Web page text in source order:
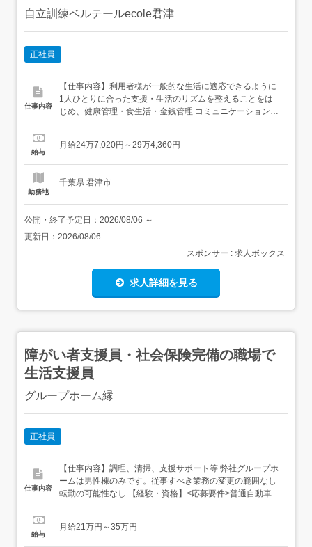
自立訓練ベルテールecole君津
正社員
仕事内容
【仕事内容】利用者様が一般的な生活に適応できるように
1人ひとりに合った支援・生活のリズムを整えることをは
じめ、健康管理・食生活・金銭管理 コミュニケーション等
の訓練・一般的な生活に適応できるように支援・個別支援
の変更:なし・転勤:なし 【経験・資格】<応募要件> 一般的
給与
月給24万7,020円～29万4,360円
勤務地
千葉県 君津市
公開・終了予定日： 2026/08/06 ～
更新日： 2026/08/06
スポンサー : 求人ボックス
求人詳細を見る
障がい者支援員・社会保険完備の職場で
生活支援員
グループホーム縁
正社員
仕事内容
【仕事内容】調理、清掃、支援サポート等 弊社グループホ
ームは男性棟のみです。従事すべき業務の変更の範囲なし
転勤の可能性なし 【経験・資格】<応募要件>普通自動車運
転免許(AT限定可)経験不問必要なPCスキル:簡単なデータ入
キャリア形成を図るため。高卒以上 【給与】月給 210,000
給与
月給21万円～35万円